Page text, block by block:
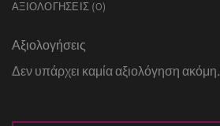
ΑΞΙΟΛΟΓΉΣΕΙΣ (0)
Αξιολογήσεις
Δεν υπάρχει καμία αξιολόγηση ακόμη.